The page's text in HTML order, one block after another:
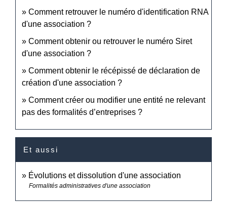
Comment retrouver le numéro d'identification RNA
d'une association ?
Comment obtenir ou retrouver le numéro Siret
d'une association ?
Comment obtenir le récépissé de déclaration de
création d'une association ?
Comment créer ou modifier une entité ne relevant
pas des formalités d’entreprises ?
Et aussi
Évolutions et dissolution d'une association
Formalités administratives d'une association